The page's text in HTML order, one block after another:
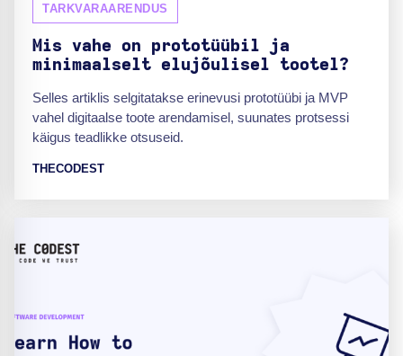
TARKVARAARENDUS
Mis vahe on prototüübil ja
minimaalselt elujõulisel tootel?
Selles artiklis selgitatakse erinevusi prototüübi ja MVP
vahel digitaalse toote arendamisel, suunates protsessi
käigus teadlikke otsuseid.
THECODEST